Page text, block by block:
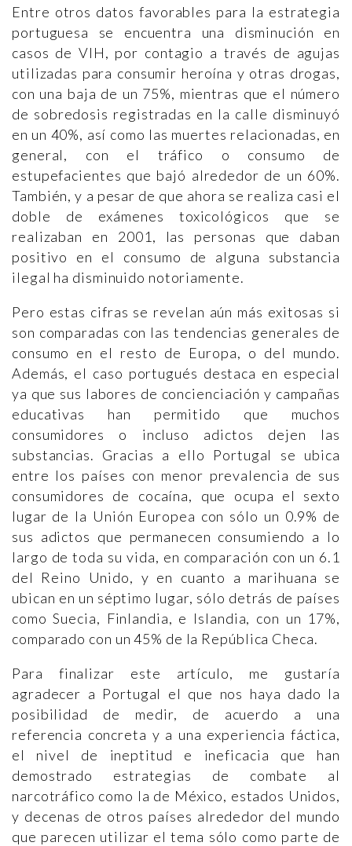
Entre otros datos favorables para la estrategia
portuguesa se encuentra una disminución en
casos de VIH, por contagio a través de agujas
utilizadas para consumir heroína y otras drogas,
con una baja de un 75%, mientras que el número
de sobredosis registradas en la calle disminuyó
en un 40%, así como las muertes relacionadas, en
general, con el tráfico o consumo de
estupefacientes que bajó alrededor de un 60%.
También, y a pesar de que ahora se realiza casi el
doble de exámenes toxicológicos que se
realizaban en 2001, las personas que daban
positivo en el consumo de alguna substancia
ilegal ha disminuido notoriamente.
Pero estas cifras se revelan aún más exitosas si
son comparadas con las tendencias generales de
consumo en el resto de Europa, o del mundo.
Además, el caso portugués destaca en especial
ya que sus labores de concienciación y campañas
educativas han permitido que muchos
consumidores o incluso adictos dejen las
substancias. Gracias a ello Portugal se ubica
entre los países con menor prevalencia de sus
consumidores de cocaína, que ocupa el sexto
lugar de la Unión Europea con sólo un 0.9% de
sus adictos que permanecen consumiendo a lo
largo de toda su vida, en comparación con un 6.1
del Reino Unido, y en cuanto a marihuana se
ubican en un séptimo lugar, sólo detrás de países
como Suecia, Finlandia, e Islandia, con un 17%,
comparado con un 45% de la República Checa.
Para finalizar este artículo, me gustaría
agradecer a Portugal el que nos haya dado la
posibilidad de medir, de acuerdo a una
referencia concreta y a una experiencia fáctica,
el nivel de ineptitud e ineficacia que han
demostrado estrategias de combate al
narcotráfico como la de México, estados Unidos,
y decenas de otros países alrededor del mundo
que parecen utilizar el tema sólo como parte de